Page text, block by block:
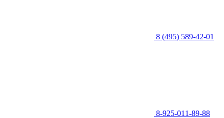
8 (495) 589-42-01
8-925-011-89-88